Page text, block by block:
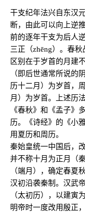
干支纪年法兴自东汉
断，由此可以向上逆
前的逐年干支为后人逆
三正（zhēng）。春
区别在于岁首的月建
（即后世通常所说的
历十二月）为岁首，
月）为岁首。上述历
《春秋》和《孟子》
历。《诗经》的《小
用夏历和周历。
秦始皇统一中国后，
并不称十月为正月（
（端月），确定春夏秋
汉初沿袭秦制。汉武
（太初历），以建寅
明帝时一度改用殷正